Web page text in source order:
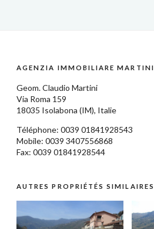
AGENZIA IMMOBILIARE MARTINI
Geom.Claudio Martini
Via Roma 159
18035 Isolabona (IM), Italie
Téléphone: 0039 01841928543
Mobile: 0039 3407556868
Fax: 0039 01841928544
AUTRES PROPRIÉTÉS SIMILAIRES